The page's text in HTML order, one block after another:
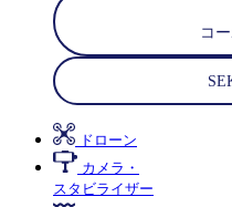
コ
ドローン
カメラ・
スタビライザー